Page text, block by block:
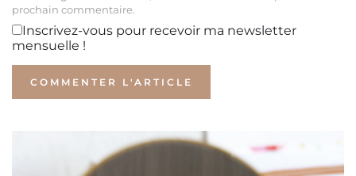
prochain commentaire.
Inscrivez-vous pour recevoir ma newsletter
mensuelle !